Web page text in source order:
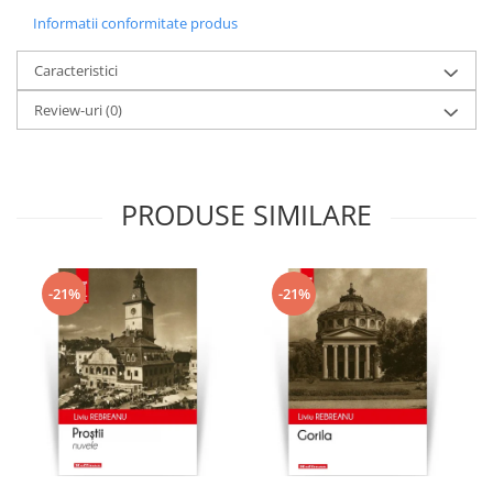
Informatii conformitate produs
Caracteristici
Review-uri(0)
PRODUSE SIMILARE
-21% -21%